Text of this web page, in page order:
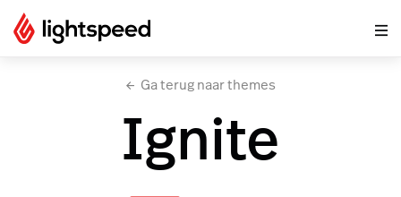
Ga terug naar themes
Ignite